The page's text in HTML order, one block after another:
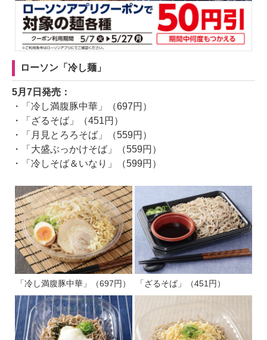
ローソン「冷し麺」
5月7日発売：
・「冷し満腹豚中華」（697円）
・「ざるそば」（451円）
・「月見とろろそば」（559円）
・「大盛ぶっかけそば」（559円）
・「冷しそば＆いなり」（599円）
「冷し満腹豚中華」（697円） 「ざるそば」（451円）